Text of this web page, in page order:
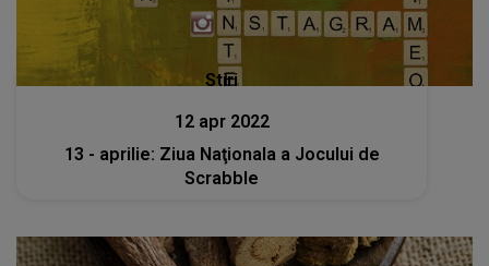
Stiri
12 apr 2022
13 - aprilie: Ziua Naţionala a Jocului de
Scrabble